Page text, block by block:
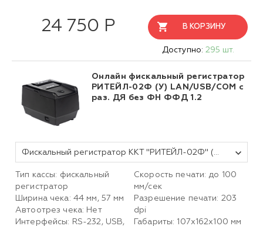
24 750 Р В КОРЗИНУ
Доступно: 295 шт.
Онлайн фискальный регистратор
РИТЕЙЛ-02Ф (У) LAN/USB/COM с
раз. ДЯ без ФН ФФД 1.2
Фискальный регистратор ККТ "РИТЕЙЛ-02Ф" (У) LAN/USB/COM с раз. ДЯ (черный) без ФН
Тип кассы: фискальный
регистратор
Ширина чека: 44 мм, 57 мм
Автоотрез чека: Нет
Интерфейсы: RS-232, USB,
Скорость печати: до 100
мм/сек
Разрешение печати: 203
dpi
Габариты: 107х162х100 мм